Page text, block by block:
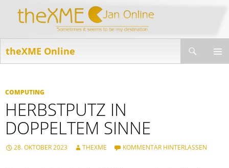
theXME Online
COMPUTING
HERBSTPUTZ IN
DOPPELTEM SINNE
28. OKTOBER 2023 THEXME KOMMENTAR HINTERLASSEN